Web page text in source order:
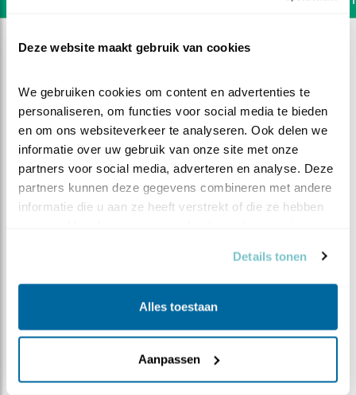
Deze website maakt gebruik van cookies
We gebruiken cookies om content en advertenties te
personaliseren, om functies voor social media te bieden
en om ons websiteverkeer te analyseren. Ook delen we
informatie over uw gebruik van onze site met onze
partners voor social media, adverteren en analyse. Deze
partners kunnen deze gegevens combineren met andere
informatie die u aan ze heeft verstrekt of die ze hebben
Details tonen
Alles toestaan
Aanpassen
Moeilijke keuze
Jan-Willem BDL | Geplaatst op 25 mei 2024, 10:58 |
Vind ik leuk| Bewaar dit filmpje|
409x